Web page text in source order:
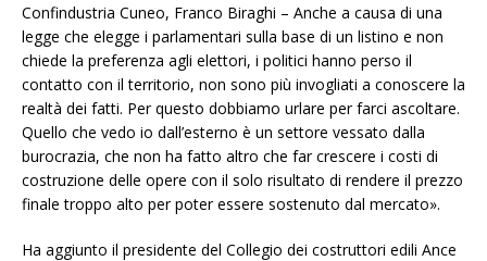
Confindustria Cuneo, Franco Biraghi – Anche a causa di una
legge che elegge i parlamentari sulla base di un listino e non
chiede la preferenza agli elettori, i politici hanno perso il
contatto con il territorio, non sono più invogliati a conoscere la
realtà dei fatti. Per questo dobbiamo urlare per farci ascoltare.
Quello che vedo io dall’esterno è un settore vessato dalla
burocrazia, che non ha fatto altro che far crescere i costi di
costruzione delle opere con il solo risultato di rendere il prezzo
finale troppo alto per poter essere sostenuto dal mercato».
Ha aggiunto il presidente del Collegio dei costruttori edili Ance